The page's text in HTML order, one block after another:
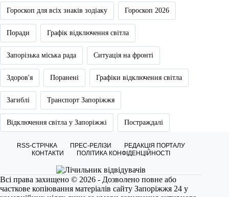
Гороскоп для всіх знаків зодіаку Гороскоп 2026
Поради Графік відключення світла
Запорізька міська рада Ситуація на фронті
Здоров'я Поранені Графіки відключення світла
Загиблі Транспорт Запоріжжя
Відключення світла у Запоріжжі Постраждалі
RSS-СТРІЧКА ПРЕС-РЕЛІЗИ
РЕДАКЦІЯ ПОРТАЛУ
КОНТАКТИ
ПОЛІТИКА КОНФІДЕНЦІЙНОСТІ
Всі права захищено © 2026 - Дозволено повне або
часткове копіювання матеріалів сайту Запоріжжя 24 у